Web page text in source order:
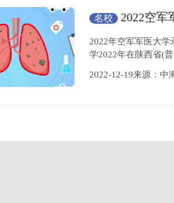
名校
2022空军
医大学简介
2022年空军军医大
学2022年在陕西省(
2022-12-19来源：中